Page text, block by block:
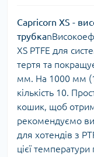
Capricorn XS -
трубка
XS PTFE для
тертя та
мм. На 1000 мм
кількість 10.
кошик, щоб
рекомендуємо
для хотендів з
цієї